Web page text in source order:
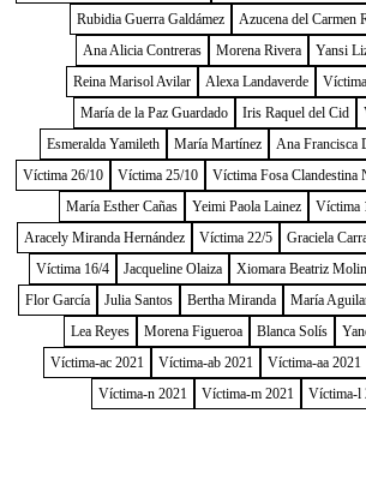
Rubidia Guerra Galdámez
Azucena del Carmen
Ana Alicia Contreras
Morena Rivera Yansi
Reina Marisol Avilar
Alexa Landaverde
María de la Paz Guardado
Iris Raquel del Cid
Esmeralda Yamileth
María Martínez Ana Francisca
Víctima 26/10
Víctima 25/10 Víctima Fosa Clandestina
María Esther Cañas
Yeimi Paola Lainez Víctima
Aracely Miranda Hernández
Víctima 22/5 Graciela
Víctima 16/4
Jacqueline Olaiza Xiomara Beatriz
Flor García
Julia Santos Bertha Miranda María
Lea Reyes
Morena Figueroa Blanca Solís
Víctima-ac 2021
Víctima-ab 2021 Víctima-aa 2021
Víctima-n 2021
Víctima-m 2021 Víctima-l